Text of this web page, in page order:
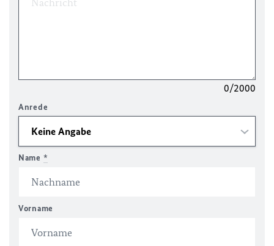
0/2000
Anrede
Name *
Vorname